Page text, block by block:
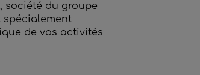
société du groupe
spécialement
de vos activités